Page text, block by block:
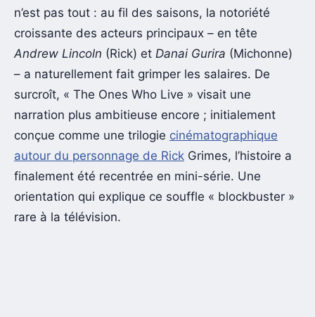
n’est pas tout : au fil des saisons, la notoriété
croissante des acteurs principaux – en tête
Andrew Lincoln (Rick) et Danai Gurira (Michonne)
– a naturellement fait grimper les salaires. De
surcroît, « The Ones Who Live » visait une
narration plus ambitieuse encore ; initialement
conçue comme une trilogie cinématographique
autour du personnage de Rick Grimes, l’histoire a
finalement été recentrée en mini-série. Une
orientation qui explique ce souffle « blockbuster »
rare à la télévision.